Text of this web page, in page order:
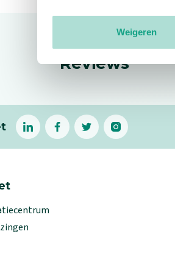
Weigeren
Reviews
linkedin (Let op uitgaande link)
facebook(Let op uitgaande
twitter(Let op
instagram